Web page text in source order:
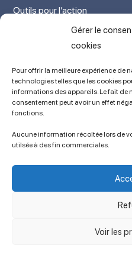
Gérer le
cookies
Pour offrir la meilleure expérience de
technologies telles que les cookies
informations des appareils. Le fait de
consentement peut avoir un effet
fonctions.
Aucune information récoltée lors de
utilsée à des fin commerciales.
Voir les
Outils pour l’action
Votre espace adhérent
Mon Compte adhérent
L’association
Mentions légales
Contact
Ancien site
lien vers SPIP
Copyright © 2023 APSES /